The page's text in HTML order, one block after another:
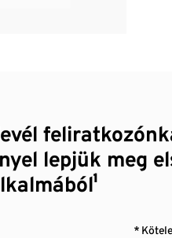
lepjük meg
*